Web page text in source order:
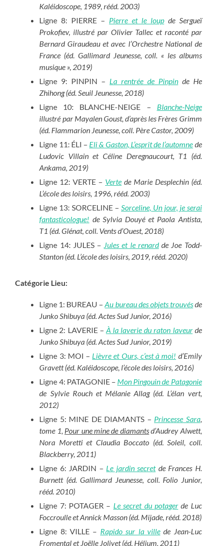
Kaléidoscope, 1989, rééd. 2003)
Ligne 8: PIERRE – Pierre et le loupde Sergueï
Prokofiev, illustré par Olivier Tallec et raconté par
Bernard Giraudeau et avec l’Orchestre National de
France (éd. Gallimard Jeunesse, coll. « les albums
musique », 2019)
Ligne 9: PINPIN – La rentrée de Pinpinde He
Zhihong (éd. Seuil Jeunesse, 2018)
Ligne 10: BLANCHE-NEIGE – Blanche-Neige
illustré par Mayalen Goust, d’après les Frères Grimm
(éd. Flammarion Jeunesse, coll. Père Castor, 2009)
Ligne 11: ÉLI – Eli & Gaston, L’esprit de l’automne de
Ludovic Villain et Céline Deregnaucourt, T1 (éd.
Ankama, 2019)
Ligne 12: VERTE – Verte de Marie Desplechin (éd.
L’école des loisirs, 1996, rééd. 2003)
Ligne 13: SORCELINE – Sorceline, Un jour, je serai
fantasticologue! de Sylvia Douyé et Paola Antista,
T1 (éd. Glénat, coll. Vents d’Ouest, 2018)
Ligne 14: JULES – Jules et le renardde Joe Todd-
Stanton (éd. L’école des loisirs, 2019, rééd. 2020)
Catégorie Lieu:
Ligne 1: BUREAU –Au bureau des objets trouvésde
Junko Shibuya (éd. Actes Sud Junior, 2016)
Ligne 2: LAVERIE – À la laverie du raton laveurde
Junko Shibuya (éd. Actes Sud Junior, 2019)
Ligne 3: MOI – Lièvre et Ours, c’est à moi! d’Emily
Gravett (éd. Kaléidoscope, l’école des loisirs, 2016)
Ligne 4: PATAGONIE – Mon Pingouin de Patagonie
de Sylvie Rouch et Mélanie Allag (éd. L’élan vert,
2012)
Ligne 5: MINE DE DIAMANTS – Princesse Sara,
tome 1, Pour une mine de diamantsd’Audrey Alwett,
Nora Moretti et Claudia Boccato (éd. Soleil, coll.
Blackberry, 2011)
Ligne 6: JARDIN – Le jardin secretde Frances H.
Burnett (éd. Gallimard Jeunesse, coll. Folio Junior,
rééd. 2010)
Ligne 7: POTAGER – Le secret du potagerde Luc
Foccroulle et Annick Masson (éd. Mijade, rééd. 2018)
Ligne 8: VILLE – Rapido sur la villede Jean-Luc
Fromental et Joëlle Jolivet (éd. Hélium, 2011)